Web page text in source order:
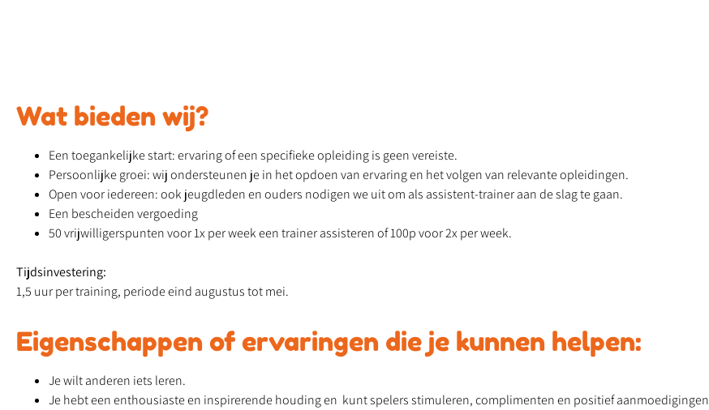
Wat bieden wij?
Een toegankelijke start: ervaring of een specifieke opleiding is geen vereiste.
Persoonlijke groei: wij ondersteunen je in het opdoen van ervaring en het volgen van relevante opleidingen.
Open voor iedereen: ook jeugdleden en ouders nodigen we uit om als assistent-trainer aan de slag te gaan.
Een bescheiden vergoeding
50 vrijwilligerspunten voor 1x per week een trainer assisteren of 100p voor 2x per week.
Tijdsinvestering:
1,5 uur per training, periode eind augustus tot mei.
Eigenschappen of ervaringen die je kunnen helpen:
Je wilt anderen iets leren.
Je hebt een enthousiaste en inspirerende houding en kunt spelers stimuleren, complimenten en positief aanmoedigingen